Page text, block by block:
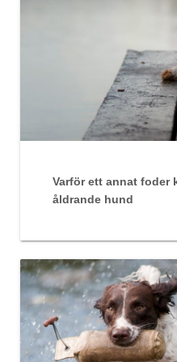
Varför ett annat foder
åldrande hund